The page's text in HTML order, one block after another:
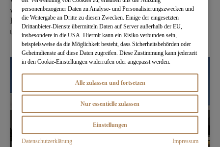
wieder.
Fans von mediterranen Ländern werden Paros lieben
und vom Parilio Hotel begeistert sein!
personenbezogener Daten zu Analyse- und Personalisierungszwecken und
die Weitergabe an Dritte zu diesen Zwecken. Einige der eingesetzten
Drittanbieter-Dienste übermitteln Daten auf Server außerhalb der EU,
insbesondere in die USA. Hiermit kann ein Risiko verbunden sein,
beispielsweise da die Möglichkeit besteht, dass Sicherheitsbehörden oder
Geheimdienste auf diese Daten zugreifen. Diese Zustimmung kann jederzeit
in den Cookie-Einstellungen widerrufen oder angepasst werden.
Alle zulassen und fortsetzen
Nur essentielle zulassen
Einstellungen
Datenschutzerklärung Impressum